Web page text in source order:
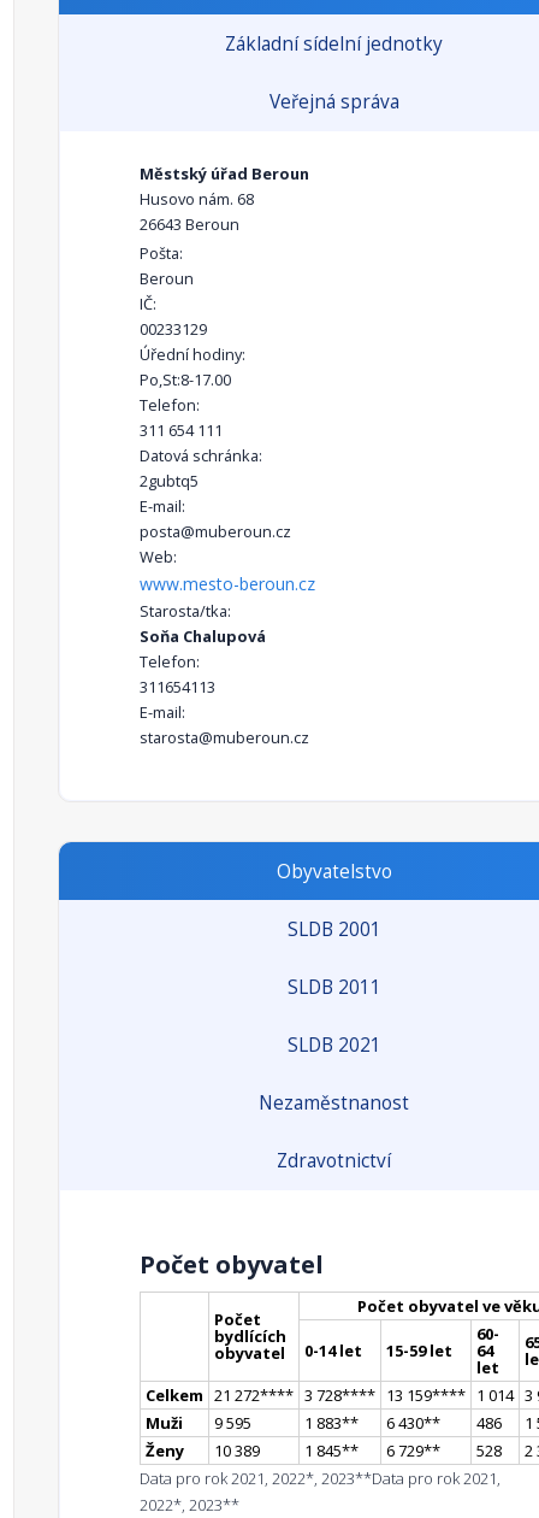
Základní sídelní jednotky
Veřejná správa
Městský úřad Beroun
Husovo nám. 68
26643 Beroun
Pošta:
Beroun
IČ:
00233129
Úřední hodiny:
Po,St:8-17.00
Telefon:
311 654 111
Datová schránka:
2gubtq5
E-mail:
posta@muberoun.cz
Web:
www.mesto-beroun.cz
Starosta/tka:
Soňa Chalupová
Telefon:
311654113
E-mail:
starosta@muberoun.cz
Obyvatelstvo
SLDB 2001
SLDB 2011
SLDB 2021
Nezaměstnanost
Zdravotnictví
Počet obyvatel
Počet
bydlících
obyvatel
Počet obyvatel ve
0-14 let 15-59 let
60-
64
let
Celkem 21 272**** 3 728**** 13 159**** 1 014 3
Muži
9 595 1 883** 6 430** 486
1
Ženy
10 389 1 845** 6 729** 528
2
Data pro rok 2021, 2022*, 2023**Data pro rok 2021,
2022*, 2023**